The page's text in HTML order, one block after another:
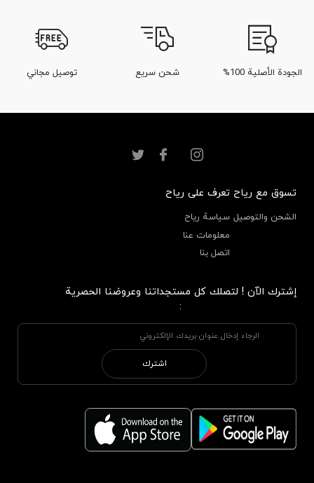
الجودة الأصلية 100% شحن سريع توصيل مجاني
تسوق مع رياح
الشحن والتوصيل
تعرف على رياح
سياسة رياح
معلومات عنا
اتصل بنا
إشترك الآن ! لتصلك كل مستجداتنا وعروضنا الحصرية
:
اشترك